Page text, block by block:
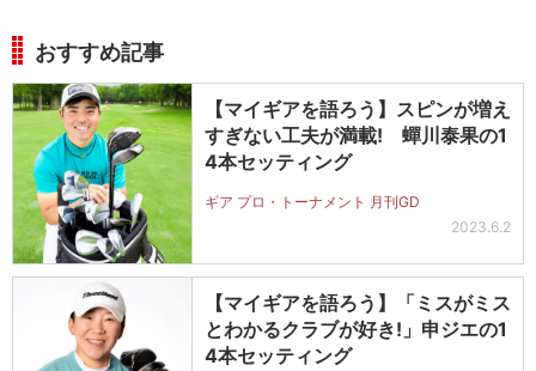
おすすめ記事
【マイギアを語ろう】スピンが増え
すぎない工夫が満載! 蟬川泰果の1
4本セッティング
ギア プロ・トーナメント 月刊GD
2023.6.2
【マイギアを語ろう】「ミスがミス
とわかるクラブが好き!」申ジエの1
4本セッティング